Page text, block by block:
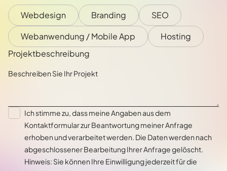
Webdesign Branding
SEO
Webanwendung / Mobile App
Hosting
Projektbeschreibung
Ich stimme zu, dass meine Angaben aus dem
Kontaktformular zur Beantwortung meiner Anfrage
erhoben und verarbeitet werden. Die Daten werden nach
abgeschlossener Bearbeitung Ihrer Anfrage gelöscht.
Hinweis: Sie können Ihre Einwilligung jederzeit für die